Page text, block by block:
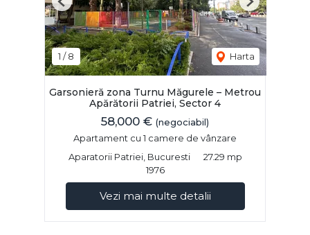
1 /8 Harta
Previous Next
Garsonieră zona Turnu Măgurele – Metrou
Apărătorii Patriei, Sector 4
58,000 € (negociabil)
Apartament cu 1 camere de vânzare
Aparatorii Patriei, Bucuresti
27.29 mp
1976
Vezi mai multe detalii